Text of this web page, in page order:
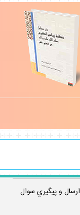
ارسال و پيگيري سوال